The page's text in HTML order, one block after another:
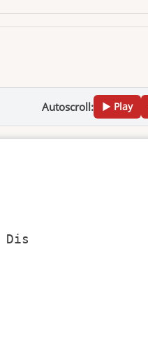
Autoscroll: ▶ Play
Dis